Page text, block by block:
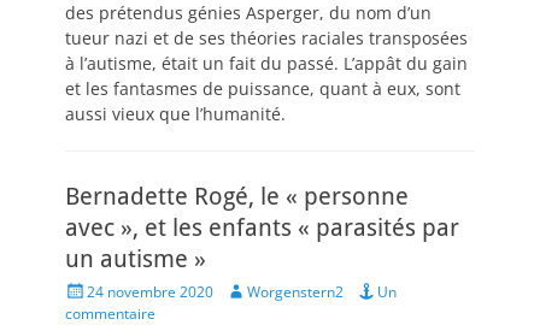
des prétendus génies Asperger, du nom d’un
tueur nazi et de ses théories raciales transposées
à l’autisme, était un fait du passé. L’appât du gain
et les fantasmes de puissance, quant à eux, sont
aussi vieux que l’humanité.
Bernadette Rogé, le « personne
avec », et les enfants « parasités par
un autisme »
Posted
on
24 novembre 2020 AuthorWorgenstern2
Un
commentaire